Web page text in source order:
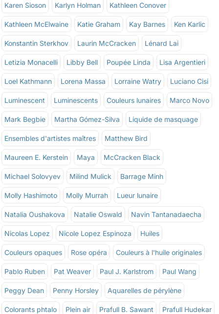
Karen Sioson Karlyn Holman Kathleen Conover
Kathleen McElwaine Katie Graham Kay Barnes Ken Karlic
Konstantin Sterkhov Laurin McCracken Lénard Lai
Letizia Monacelli Libby Bell Poupée Linda Lisa Argentieri
Loel Kathmann Lorena Massa Lorraine Watry Luciano Cisi
Luminescent Luminescents Couleurs lunaires Marco Novo
Mark Begbie Martha Gómez-Silva Liquide de masquage
Ensembles d'artistes maîtres Matthew Bird
Maureen E. Kerstein Maya McCracken Black
Michael Solovyev Milind Mulick Barrage Minh
Molly Hashimoto Molly Murrah Lueur lunaire
Natalia Oushakova Natalie Oswald Navin Tantanadaecha
Nicolas Lopez Nicole Lopez Espinoza Huiles
Couleurs opaques Rose opéra Couleurs à l'huile originales
Pablo Ruben Pat Weaver Paul J. Karlstrom Paul Wang
Peggy Dean Penny Horsley Aquarelles de pérylène
Colorants phtalo Plein air Prafull B. Sawant Prafull Hudekar